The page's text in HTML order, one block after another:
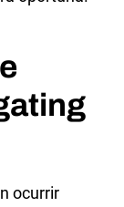
ocurrir